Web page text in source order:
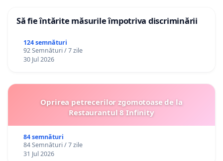
Să fie întărite măsurile împotriva discriminării
124 semnături
92 Semnături / 7 zile
30 Jul 2026
Oprirea petrecerilor zgomotoase de la
Restaurantul 8 Infinity
84 semnături
84 Semnături / 7 zile
31 Jul 2026